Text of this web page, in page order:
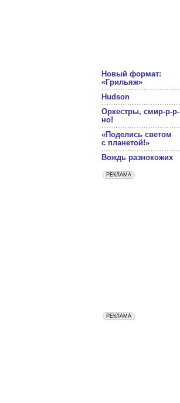
Новый формат:
«Грильяж»
Hudson
Оркестры, смир-р-р-
но!
«Поделись светом
с планетой!»
Вождь разнокожих